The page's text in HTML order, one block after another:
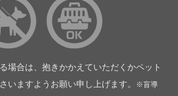
場合は、抱きかかえていただくかペット
いますようお願い申し上げます。
※盲導